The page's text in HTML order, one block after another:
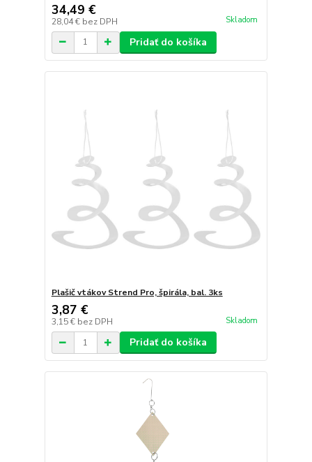
34,49 €
28,04 € bez DPH Skladom
Pridať do košíka
Plašič vtákov Strend Pro, špirála, bal. 3ks
3,87 €
3,15 € bez DPH Skladom
Pridať do košíka